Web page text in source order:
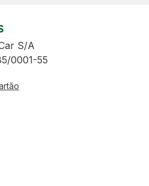
S/A
0001-55